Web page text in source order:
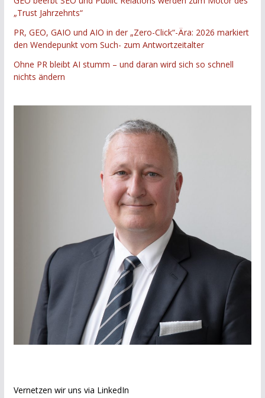
„Trust Jahrzehnts“
PR, GEO, GAIO und AIO in der „Zero-Click“-Ära: 2026 markiert
den Wendepunkt vom Such- zum Antwortzeitalter
Ohne PR bleibt AI stumm – und daran wird sich so schnell
nichts ändern
Vernetzen wir uns via LinkedIn